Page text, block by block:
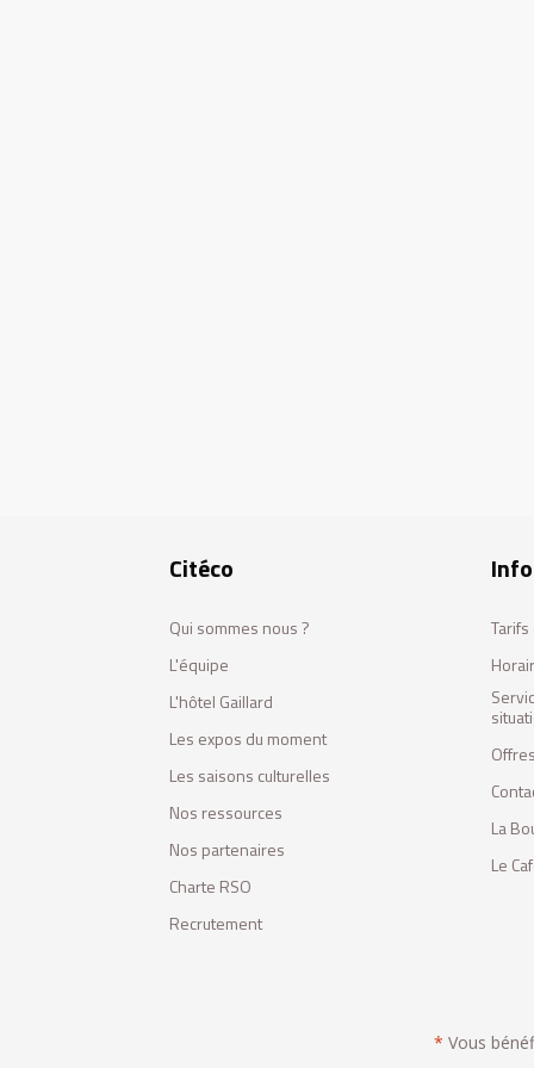
Citéco
Qui sommes nous ?
L'équipe
L'hôtel Gaillard
Les expos du moment
Les saisons culturelles
Nos ressources
Nos partenaires
Charte RSO
Recrutement
La
Le
* Vous